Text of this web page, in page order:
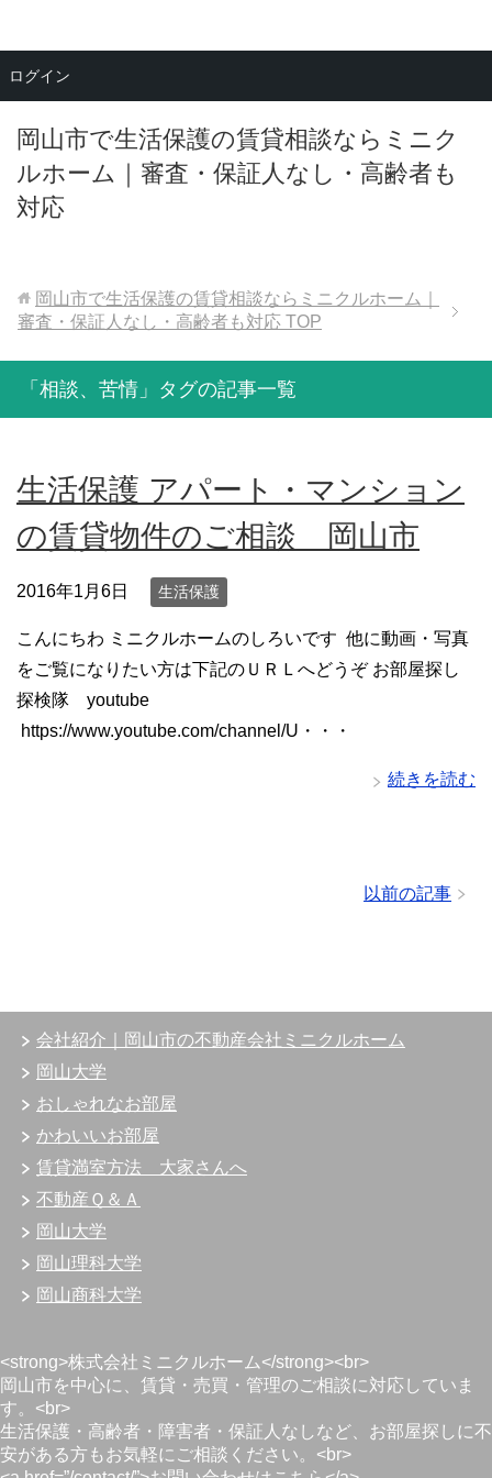
岡山市で生活保護の賃貸相談ならミニク
ルホーム｜審査・保証人なし・高齢者も
対応
メニュー
岡山市で生活保護の賃貸相談ならミニクルホーム｜
審査・保証人なし・高齢者も対応 TOP
「相談、苦情」タグの記事一覧
生活保護 アパート・マンション
の賃貸物件のご相談 岡山市
2016年1月6日 生活保護
こんにちわ ミニクルホームのしろいです 他に動画・写真
をご覧になりたい方は下記のＵＲＬへどうぞ お部屋探し
探検隊 youtube
https://www.youtube.com/channel/U・・・
続きを読む
以前の記事
会社紹介｜岡山市の不動産会社ミニクルホーム
岡山大学
おしゃれなお部屋
かわいいお部屋
賃貸満室方法 大家さんへ
不動産Ｑ＆Ａ
岡山大学
岡山理科大学
岡山商科大学
<strong>株式会社ミニクルホーム</strong><br>
岡山市を中心に、賃貸・売買・管理のご相談に対応していま
す。<br>
生活保護・高齢者・障害者・保証人なしなど、お部屋探しに不
安がある方もお気軽にご相談ください。<br>
ログイン